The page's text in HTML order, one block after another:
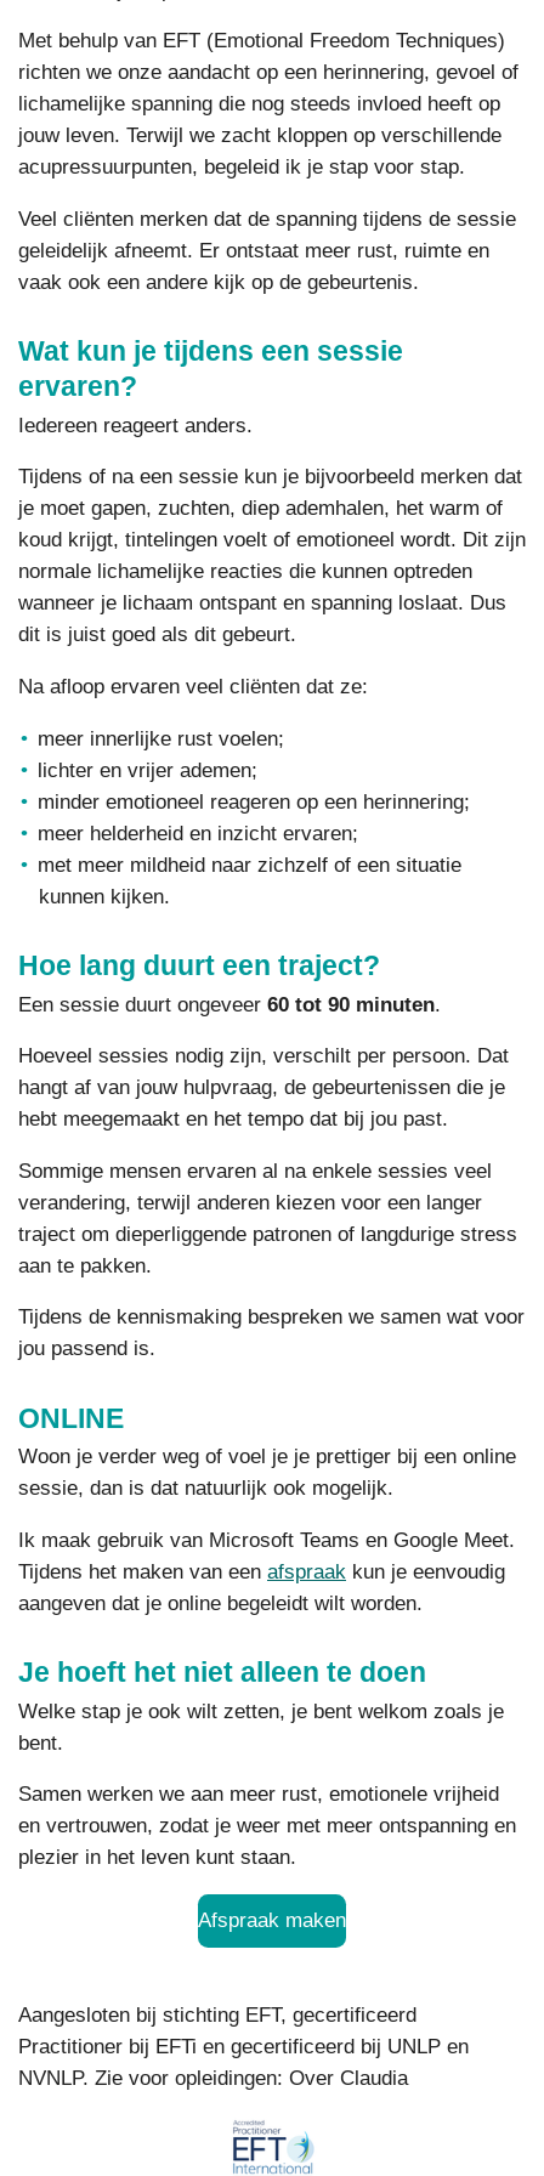
Met behulp van EFT (Emotional Freedom Techniques)
richten we onze aandacht op een herinnering, gevoel of
lichamelijke spanning die nog steeds invloed heeft op
jouw leven. Terwijl we zacht kloppen op verschillende
acupressuurpunten, begeleid ik je stap voor stap.
Veel cliënten merken dat de spanning tijdens de sessie
geleidelijk afneemt. Er ontstaat meer rust, ruimte en
vaak ook een andere kijk op de gebeurtenis.
Wat kun je tijdens een sessie
ervaren?
Iedereen reageert anders.
Tijdens of na een sessie kun je bijvoorbeeld merken dat
je moet gapen, zuchten, diep ademhalen, het warm of
koud krijgt, tintelingen voelt of emotioneel wordt. Dit zijn
normale lichamelijke reacties die kunnen optreden
wanneer je lichaam ontspant en spanning loslaat. Dus
dit is juist goed als dit gebeurt.
Na afloop ervaren veel cliënten dat ze:
meer innerlijke rust voelen;
lichter en vrijer ademen;
minder emotioneel reageren op een herinnering;
meer helderheid en inzicht ervaren;
met meer mildheid naar zichzelf of een situatie
kunnen kijken.
Hoe lang duurt een traject?
Een sessie duurt ongeveer 60 tot 90 minuten.
Hoeveel sessies nodig zijn, verschilt per persoon. Dat
hangt af van jouw hulpvraag, de gebeurtenissen die je
hebt meegemaakt en het tempo dat bij jou past.
Sommige mensen ervaren al na enkele sessies veel
verandering, terwijl anderen kiezen voor een langer
traject om dieperliggende patronen of langdurige stress
aan te pakken.
Tijdens de kennismaking bespreken we samen wat voor
jou passend is.
ONLINE
Woon je verder weg of voel je je prettiger bij een online
sessie, dan is dat natuurlijk ook mogelijk.
Ik maak gebruik van Microsoft Teams en Google Meet.
Tijdens het maken van een afspraak kun je eenvoudig
aangeven dat je online begeleidt wilt worden.
Je hoeft het niet alleen te doen
Welke stap je ook wilt zetten, je bent welkom zoals je
bent.
Samen werken we aan meer rust, emotionele vrijheid
en vertrouwen, zodat je weer met meer ontspanning en
plezier in het leven kunt staan.
Afspraak maken
Aangesloten bij stichting EFT, gecertificeerd
Practitioner bij EFTi en gecertificeerd bij UNLP en
NVNLP. Zie voor opleidingen: Over Claudia